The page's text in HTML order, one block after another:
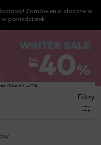
Zamówienia złożone w
poniedziałek
Sale do -40%
Filtry